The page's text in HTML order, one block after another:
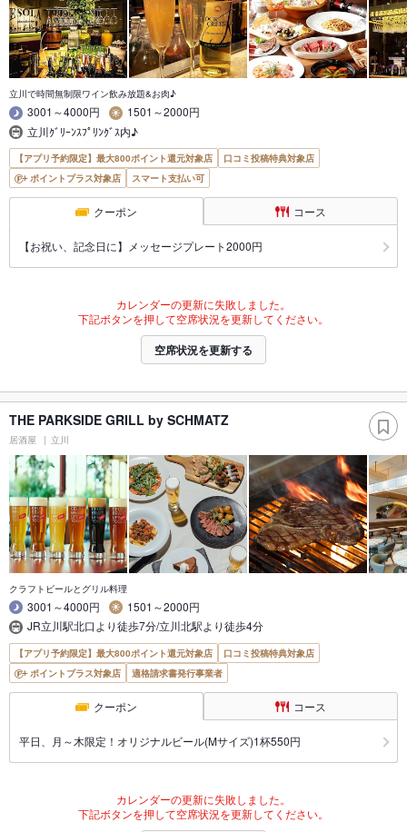
立川で時間無制限ワイン飲み放題&お肉♪
3001～4000円
1501～2000円
立川ｸﾞﾘｰﾝｽﾌﾟﾘﾝｸﾞｽ内♪
【アプリ予約限定】最大800ポイント還元対象店
口コミ投稿特典対象店
ポイントプラス対象店
スマート支払い可
クーポン コース
【お祝い、記念日に】メッセージプレート2000円
カレンダーの更新に失敗しました。
下記ボタンを押して空席状況を更新してください。
空席状況を更新する
THE PARKSIDE GRILL by SCHMATZ
居酒屋 立川
クラフトビールとグリル料理
3001～4000円
1501～2000円
JR立川駅北口より徒歩7分/立川北駅より徒歩4分
【アプリ予約限定】最大800ポイント還元対象店
口コミ投稿特典対象店
ポイントプラス対象店
適格請求書発行事業者
クーポン コース
平日、月～木限定！オリジナルビール(Mサイズ)1杯550円
カレンダーの更新に失敗しました。
下記ボタンを押して空席状況を更新してください。